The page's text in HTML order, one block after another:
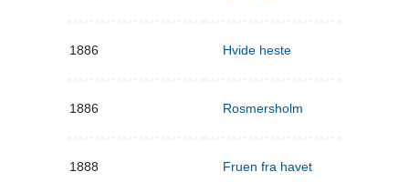
1886 Hvide heste
1886 Rosmersholm
1888 Fruen fra havet